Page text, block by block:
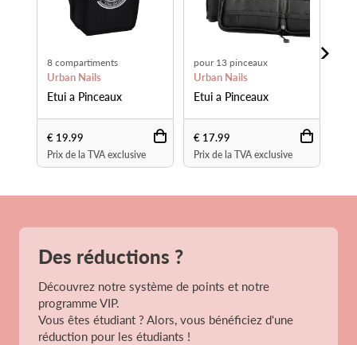
8 compartiments
Urban Nails
Etui a Pinceaux
€ 19.99
Prix de la TVA exclusive
pour 13 pinceaux
Urban Nails
Etui a Pinceaux
€ 17.99
Prix de la TVA exclusive
Des réductions ?
Découvrez notre système de points et notre
programme VIP.
Vous êtes étudiant ? Alors, vous bénéficiez d'une
réduction pour les étudiants !